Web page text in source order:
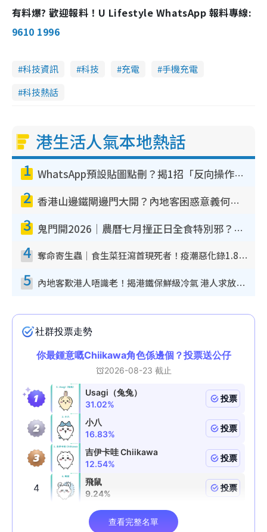
有料爆? 歡迎報料！U Lifestyle WhatsApp 報料專線:
9610 1996
科技資訊 科技 充電
手機充電
科技熱話
港生活人氣本地熱話
1 WhatsApp預設貼圖點刪？揭1招「反向操作」還原簡潔介面 附3步實測教學
2 香港山邊鐵閘邊門大開？內地客困惑意義何在！網民神回覆：呢種叫法理性防禦
3 鬼門開2026｜農曆七月撞正日全食特別邪？專家警告切忌做一事！揭4大禁忌+2招保平安
4 奪命寄生蟲｜食生菜狂瀉首現死者！疫潮惡化錄1.8萬宗病例 揭洗菜3大謬誤
5 內地客歎港人唔識老！揭港鐵保鮮級冷氣 港人求放過：咪投訴